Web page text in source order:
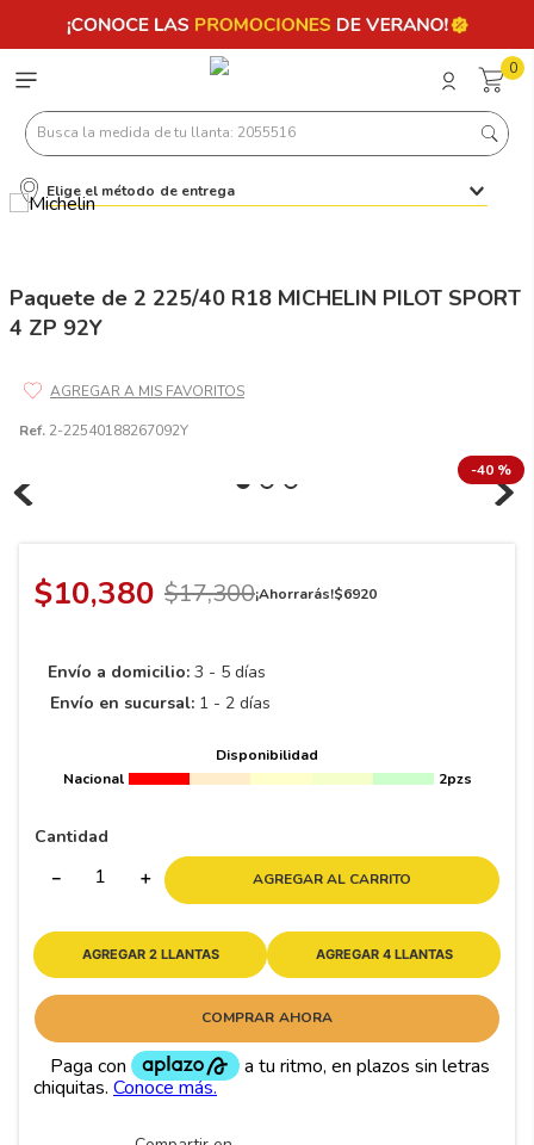
0
Busca la medida de tu llanta: 2055516
Elige el método de entrega
Paquete de 2 225/40 R18 MICHELIN PILOT SPORT
4 ZP 92Y
Ref. 2-22540188267092Y
-40 %
$10,380 $17,300¡Ahorrarás!$6920
Envío a domicilio: 3 - 5 días
Envío en sucursal: 1 - 2 días
Disponibilidad
Nacional
2pzs
Cantidad
＋
－ AGREGAR AL CARRITO
AGREGAR 2 LLANTAS AGREGAR 4 LLANTAS
COMPRAR AHORA
Términos más buscados
7 245